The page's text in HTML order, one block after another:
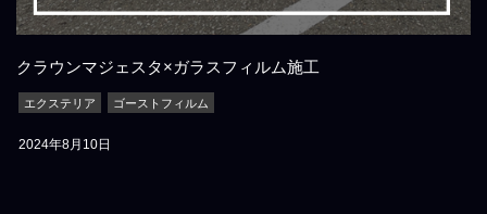
クラウンマジェスタ×ガラスフィルム施工
エクステリア ゴーストフィルム
2024年8月10日